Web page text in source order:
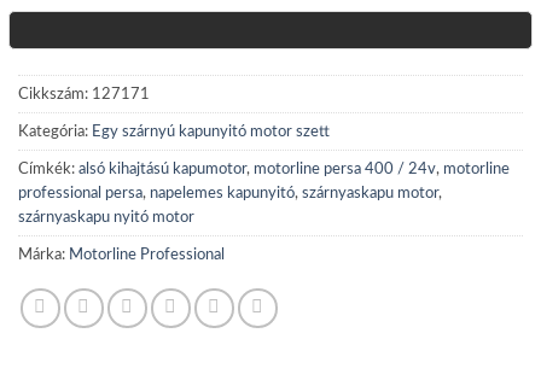
Cikkszám: 127171
Kategória: Egy szárnyú kapunyitó motor szett
Címkék: alsó kihajtású kapumotor, motorline persa 400 / 24v, motorline
professional persa, napelemes kapunyitó, szárnyaskapu motor,
szárnyaskapu nyitó motor
Márka: Motorline Professional